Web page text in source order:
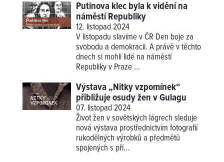
Putinova klec byla k vidění na
náměstí Republiky
12. listopad 2024
V listopadu slavíme v ČR Den boje za
svobodu a demokracii. A právě v těchto
dnech si mohli lidé na náměstí
Republiky v Praze ...
Výstava „Nitky vzpomínek“
přibližuje osudy žen v Gulagu
07. listopad 2024
Život žen v sovětských lágrech sleduje
nová výstava prostřednictvím fotografií
rukodělných výrobků a předmětů
spojených s pří...